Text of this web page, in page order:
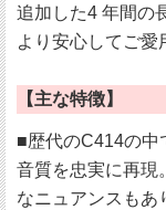
追加した4 年間の
より安心してご愛
【主な特徴】
■歴代のC414の中
音質を忠実に再現
なニュアンスもあ